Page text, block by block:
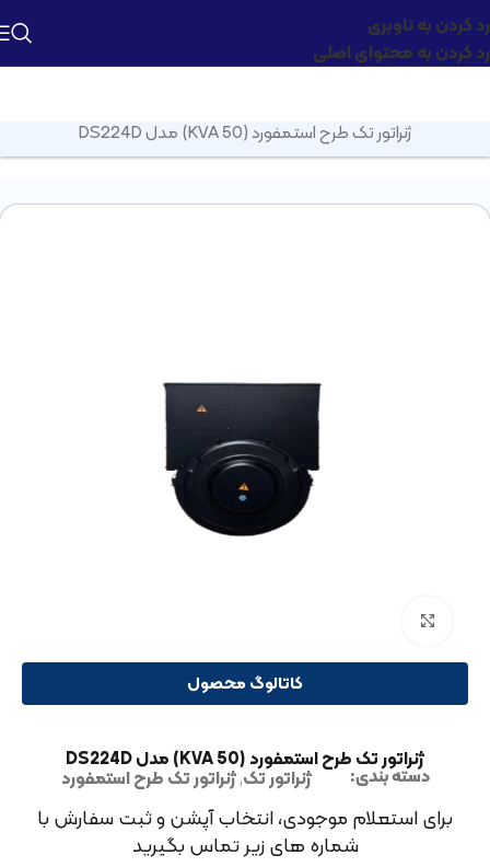
رد کردن به ناوبری
رد کردن به محتوای اصلی
ژنراتور تک طرح استمفورد (50 KVA) مدل DS224D
ژنراتور تک طرح استمفورد (50 KVA) مدل DS224D
دسته بندی: ژنراتور تک,ژنراتور تک طرح استمفورد
برای استعلام موجودی، انتخاب آپشن و ثبت سفارش با
شماره های زیر تماس بگیرید
کاتالوگ محصول